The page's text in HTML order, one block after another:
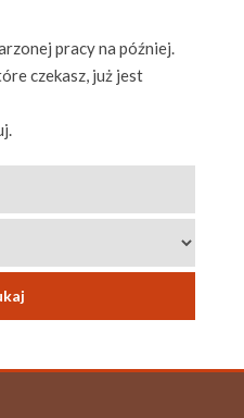
pracy na później.
czekasz, już jest